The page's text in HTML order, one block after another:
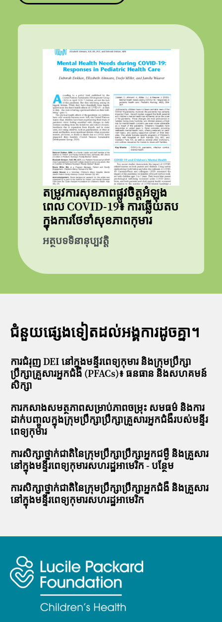
តម្រូវការសុខភាពផ្លូវចិត្តអំឡុង
ពេល COVID-19៖ ការឆ្លើយតប
ក្នុងការថែទាំសុខភាពកុមារ
អត្ថបទទិនានុប្បវត្តិ
ជំនួយផ្សេងទៀតដល់អង្គការដូចគ្នា។
ការជំរុញ DEI នៅក្នុងមន្ទីរពេទ្យកុមារ និងក្រុមប្រឹក្សា
ប្រឹក្សាគ្រួសារអ្នកជំងឺ (PFACs)៖ ធនធាន និងសហគមន៍
សិក្សា
ការកសាងសមត្ថភាពសម្រាប់ភាពចម្រុះ សមធម៌ និងការ
ដាក់បញ្ចូលក្នុងក្រុមប្រឹក្សាប្រឹក្សាគ្រួសារអ្នកជំងឺរបស់មន្ទីរ
ពេទ្យកុមារ
ការសិក្សាថ្នាក់ជាតិនៃក្រុមប្រឹក្សាប្រឹក្សាអ្នកជម្ងឺ និងគ្រួសារ
នៅក្នុងមន្ទីរពេទ្យកុមារសហរដ្ឋអាមេរិក - បន្ថែម
ការសិក្សាថ្នាក់ជាតិនៃក្រុមប្រឹក្សាប្រឹក្សាអ្នកជំងឺ និងគ្រួសារ
នៅក្នុងមន្ទីរពេទ្យកុមារសហរដ្ឋអាមេរិក